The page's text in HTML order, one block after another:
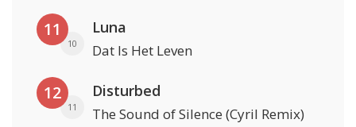
11
10
Luna
Dat Is Het Leven
12
11
Disturbed
The Sound of Silence (Cyril Remix)